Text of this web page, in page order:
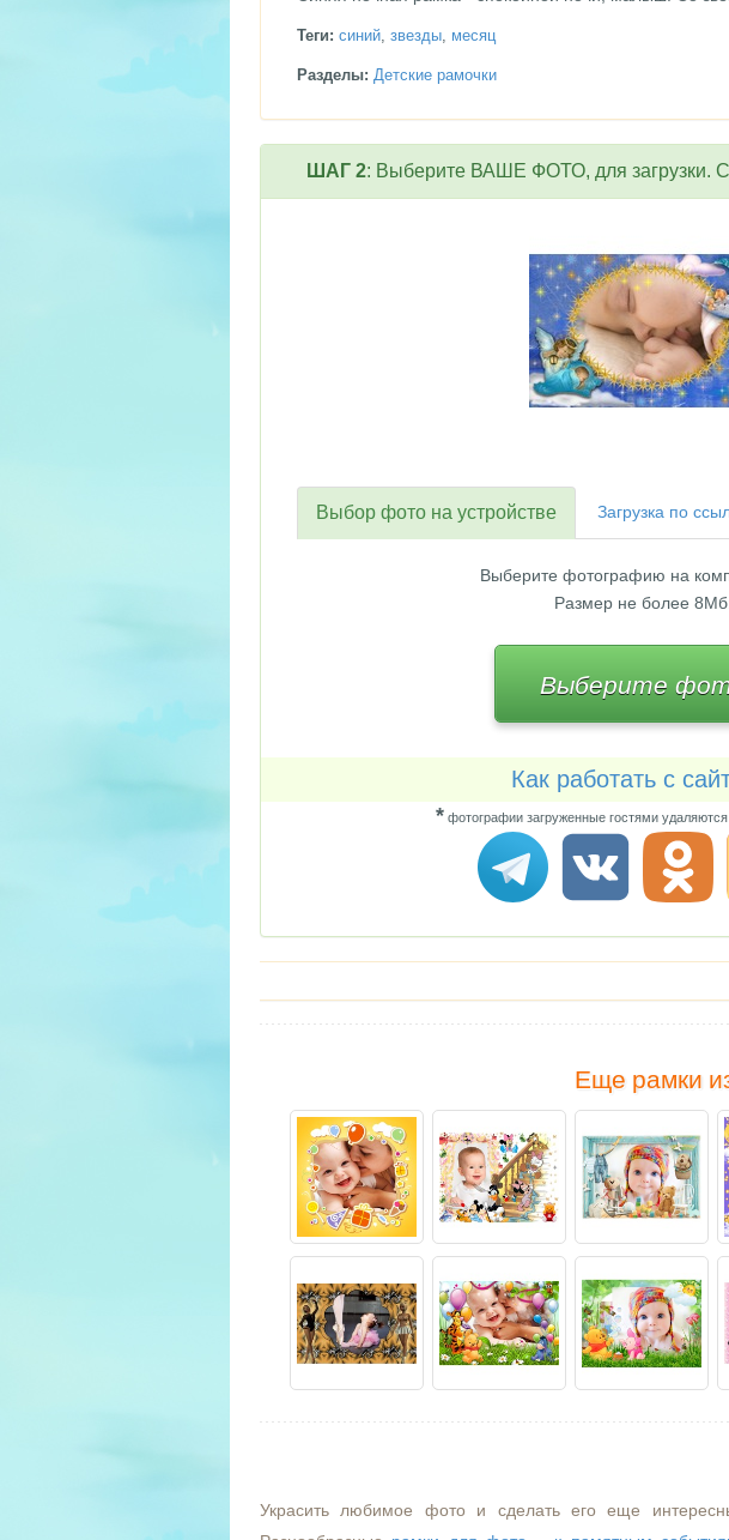
Теги: синий, звезды, месяц
Разделы: Детские рамочки
ШАГ 2: Выберите ВАШЕ ФОТО, для загрузки.
Выбор фото на устройстве Загрузка по
Выберите фотографию на
Размер не более
Выберите
Как работать с
* фотографии загруженные гостями
Еще рамки
Украсить любимое фото и сделать его еще